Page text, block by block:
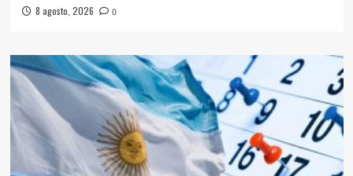
8 agosto, 2026 0